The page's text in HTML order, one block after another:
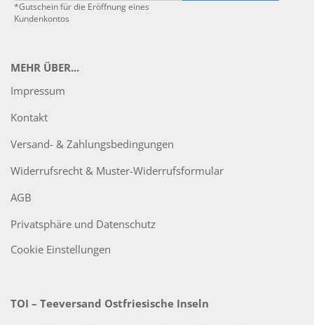
*Gutschein für die Eröffnung eines
Kundenkontos
MEHR ÜBER...
Impressum
Kontakt
Versand- & Zahlungsbedingungen
Widerrufsrecht & Muster-Widerrufsformular
AGB
Privatsphäre und Datenschutz
Cookie Einstellungen
TOI – Teeversand Ostfriesische Inseln